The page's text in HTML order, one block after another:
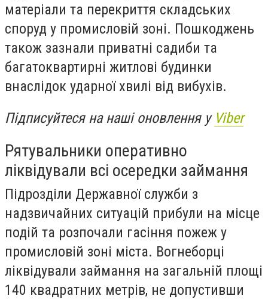
матеріали та перекриття складських
споруд у промисловій зоні. Пошкоджень
також зазнали приватні садиби та
багатоквартирні житлові будинки
внаслідок ударної хвилі від вибухів.
Підписуйтеся на наші оновлення у Viber
Рятувальники оперативно
ліквідували всі осередки займання
Підрозділи Державної служби з
надзвичайних ситуацій прибули на місце
подій та розпочали гасіння пожеж у
промисловій зоні міста. Вогнеборці
ліквідували займання на загальній площі
140 квадратних метрів, не допустивши